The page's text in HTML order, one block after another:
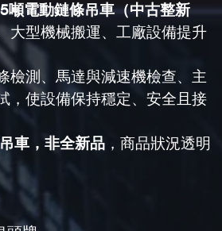
噸電動鏈條吊車（中古整新
大型機械搬運、工廠設備提升
檢測、馬達與減速機檢查、主
，使設備保持穩定、安全且接
車，非全新品 ，商品狀況透明